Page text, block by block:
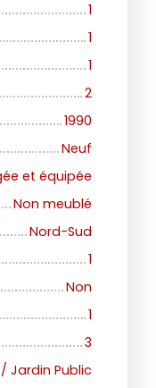
1
1
1
2
1990
Neuf
et équipée
Non meublé
Nord-Sud
1
Non
1
3
Jardin Public